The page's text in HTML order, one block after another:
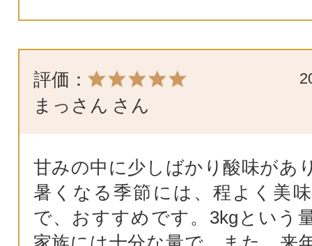
評価：
まっさん さん
甘みの中に少しばかり酸味があ
暑くなる季節には、程よく美
で、おすすめです。3kgという